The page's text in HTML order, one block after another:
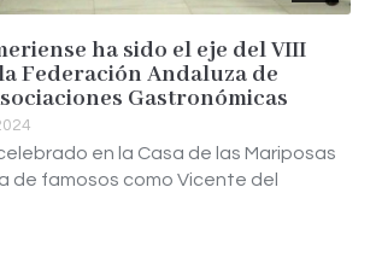
ha sido el eje del VIII
Federación Andaluza de
Gastronómicas
en la Casa de las Mariposas
de famosos como Vicente del